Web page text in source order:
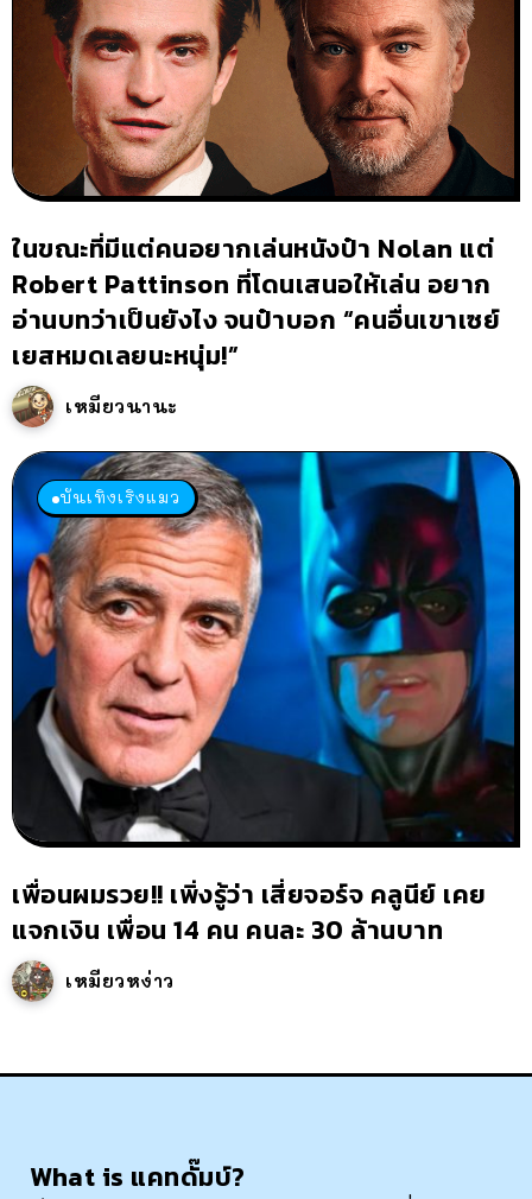
ในขณะที่มีแต่คนอยากเล่นหนังป๋า Nolan แต่
Robert Pattinson ที่โดนเสนอให้เล่น อยาก
อ่านบทว่าเป็นยังไง จนป๋าบอก “คนอื่นเขาเซย์
เยสหมดเลยนะหนุ่ม!”
เหมียวนานะ
บันเทิงเริงแมว
เพื่อนผมรวย!! เพิ่งรู้ว่า เสี่ยจอร์จ คลูนีย์ เคย
แจกเงิน เพื่อน 14 คน คนละ 30 ล้านบาท
เหมียวหง่าว
What is แคทดั๊มบ์?